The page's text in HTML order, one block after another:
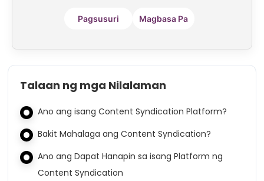
Pagsusuri Magbasa Pa
Talaan ng mga Nilalaman
Ano ang isang Content Syndication Platform?
Bakit Mahalaga ang Content Syndication?
Ano ang Dapat Hanapin sa isang Platform ng
Content Syndication